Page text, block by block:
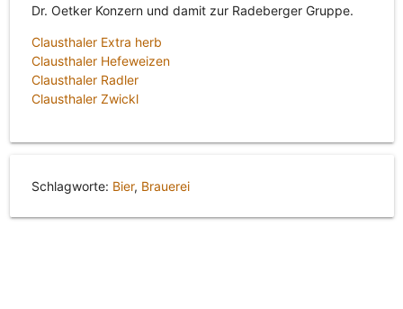
Dr. Oetker Konzern und damit zur Radeberger Gruppe.
Clausthaler Extra herb
Clausthaler Hefeweizen
Clausthaler Radler
Clausthaler Zwickl
Schlagworte: Bier, Brauerei